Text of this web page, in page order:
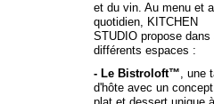
et du vin. Au menu et
quotidien, KITCHEN
STUDIO propose dans
différents espaces :
- Le Bistroloft™, une
d'hôte avec un